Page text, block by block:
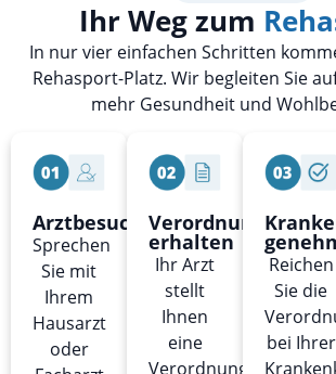
Ihr Weg zum
In nur vier einfachen Schritten
Rehasport-Platz. Wir begleiten Sie
mehr Gesundheit und
Arztbesuch
Sprechen
Sie mit
Ihrem
Hausarzt
oder
Verordnung
erhalten
Ihr Arzt
stellt
Ihnen
eine
Verordnung
Reichen
Sie die
bei Ihrer